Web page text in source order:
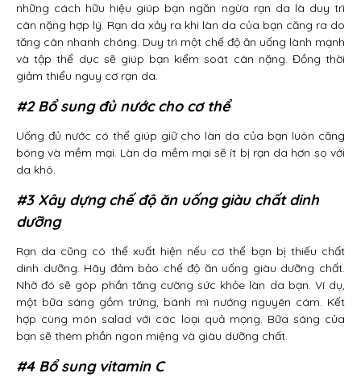
những cách hữu hiệu giúp bạn ngăn ngừa rạn da là duy trì
cân nặng hợp lý. Rạn da xảy ra khi làn da của bạn căng ra do
tăng cân nhanh chóng. Duy trì một chế độ ăn uống lành mạnh
và tập thể dục sẽ giúp bạn kiểm soát cân nặng. Đồng thời
giảm thiểu nguy cơ rạn da.
#2 Bổ sung đủ nước cho cơ thể
Uống đủ nước có thể giúp giữ cho làn da của bạn luôn căng
bóng và mềm mại. Làn da mềm mại sẽ ít bị rạn da hơn so với
da khô.
#3 Xây dựng chế độ ăn uống giàu chất dinh
dưỡng
Rạn da cũng có thể xuất hiện nếu cơ thể bạn bị thiếu chất
dinh dưỡng. Hãy đảm bảo chế độ ăn uống giàu dưỡng chất.
Nhờ đó sẽ góp phần tăng cường sức khỏe làn da bạn. Ví dụ,
một bữa sáng gồm trứng, bánh mì nướng nguyên cám. Kết
hợp cùng món salad với các loại quả mọng. Bữa sáng của
bạn sẽ thêm phần ngon miệng và giàu dưỡng chất.
#4 Bổ sung vitamin C